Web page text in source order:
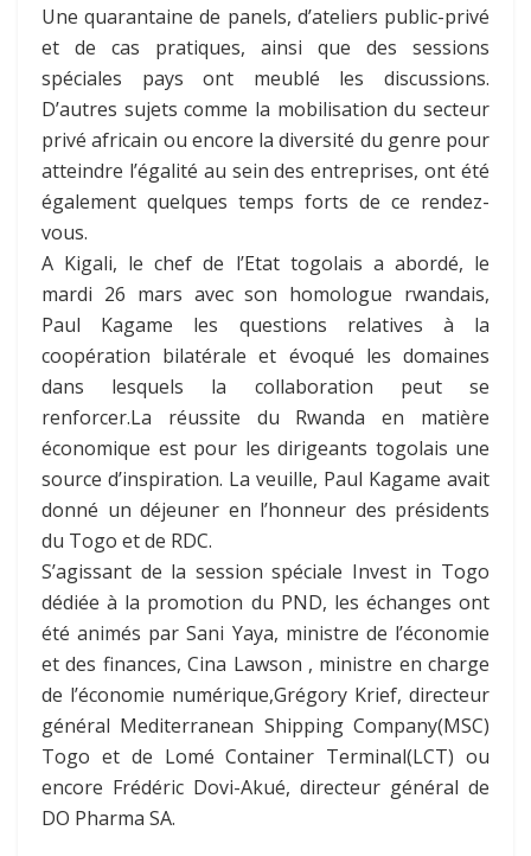
Une quarantaine de panels, d’ateliers public-privé
et de cas pratiques, ainsi que des sessions
spéciales pays ont meublé les discussions.
D’autres sujets comme la mobilisation du secteur
privé africain ou encore la diversité du genre pour
atteindre l’égalité au sein des entreprises, ont été
également quelques temps forts de ce rendez-
vous.
A Kigali, le chef de l’Etat togolais a abordé, le
mardi 26 mars avec son homologue rwandais,
Paul Kagame les questions relatives à la
coopération bilatérale et évoqué les domaines
dans lesquels la collaboration peut se
renforcer.La réussite du Rwanda en matière
économique est pour les dirigeants togolais une
source d’inspiration. La veuille, Paul Kagame avait
donné un déjeuner en l’honneur des présidents
du Togo et de RDC.
S’agissant de la session spéciale Invest in Togo
dédiée à la promotion du PND, les échanges ont
été animés par Sani Yaya, ministre de l’économie
et des finances, Cina Lawson , ministre en charge
de l’économie numérique,Grégory Krief, directeur
général Mediterranean Shipping Company(MSC)
Togo et de Lomé Container Terminal(LCT) ou
encore Frédéric Dovi-Akué, directeur général de
DO Pharma SA.